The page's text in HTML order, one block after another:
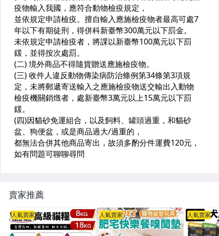
賣家推薦
人氣賣家 人氣賣家 人氣賣家